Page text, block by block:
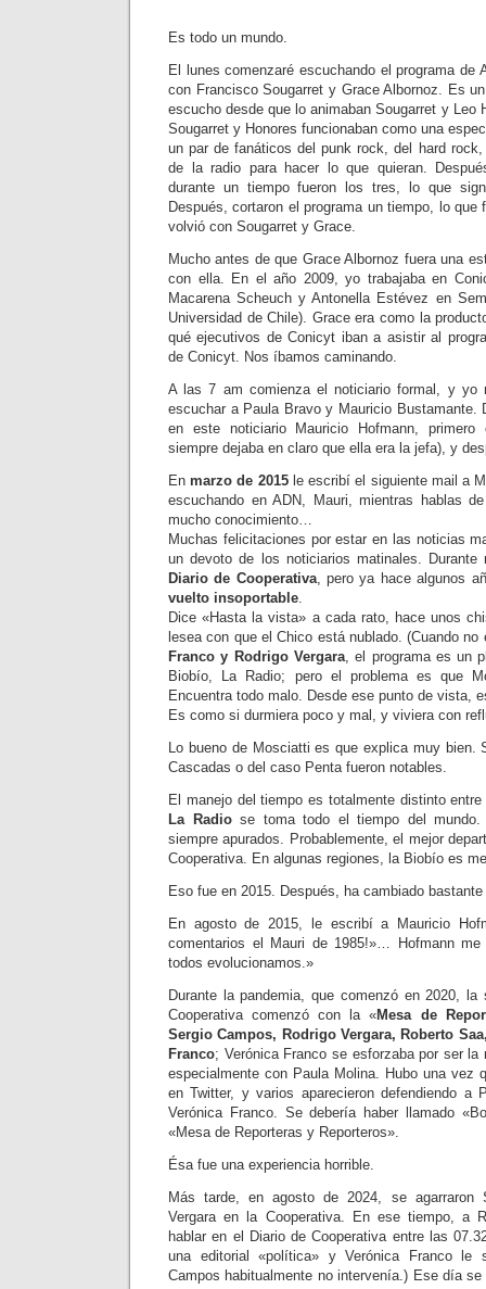
Es todo un mundo.
El lunes comenzaré escuchando el programa de
con Francisco Sougarret y Grace Albornoz. Es
escucho desde que lo animaban Sougarret y Leo
Sougarret y Honores funcionaban como una
un par de fanáticos del punk rock, del hard
de la radio para hacer lo que quieran.
durante un tiempo fueron los tres, lo que
Después, cortaron el programa un tiempo, lo
volvió con Sougarret y Grace.
Mucho antes de que Grace Albornoz fuera una
con ella. En el año 2009, yo trabajaba en
Macarena Scheuch y Antonella Estévez en
Universidad de Chile). Grace era como la
qué ejecutivos de Conicyt iban a asistir al
de Conicyt. Nos íbamos caminando.
A las 7 am comienza el noticiario formal, y yo
escuchar a Paula Bravo y Mauricio Bustamante.
en este noticiario Mauricio Hofmann, primero
siempre dejaba en claro que ella era la jefa), y
Enmarzo de 2015le escribí el siguiente mail a
escuchando en ADN, Mauri, mientras hablas
mucho conocimiento…
Muchas felicitaciones por estar en las noticias
un devoto de los noticiarios matinales.
Diario de Cooperativa, pero ya hace algunos
vuelto insoportable.
Dice «Hasta la vista» a cada rato, hace unos
lesea con que el Chico está nublado. (Cuando
Franco y Rodrigo Vergara, el programa es un
Biobío, La Radio; pero el problema es que
Encuentra todo malo. Desde ese punto de vista,
Es como si durmiera poco y mal, y viviera con
Lo bueno de Mosciatti es que explica muy bien.
Cascadas o del caso Penta fueron notables.
El manejo del tiempo es totalmente distinto
La Radiose toma todo el tiempo del
siempre apurados. Probablemente, el mejor
Cooperativa. En algunas regiones, la Biobío es
Eso fue en 2015. Después, ha cambiado
En agosto de 2015, le escribí a Mauricio
comentarios el Mauri de 1985!»… Hofmann me
todos evolucionamos.»
Durante la pandemia, que comenzó en 2020, la
Cooperativa comenzó con la «Mesa de
Sergio Campos, Rodrigo Vergara, Roberto
Franco; Verónica Franco se esforzaba por ser
especialmente con Paula Molina. Hubo una vez
en Twitter, y varios aparecieron defendiendo a
Verónica Franco. Se debería haber llamado
«Mesa de Reporteras y Reporteros».
Ésa fue una experiencia horrible.
Más tarde, en agosto de 2024, se agarraron
Vergara en la Cooperativa. En ese tiempo, a
hablar en el Diario de Cooperativa entre las
una editorial «política» y Verónica Franco le
Campos habitualmente no intervenía.) Ese día